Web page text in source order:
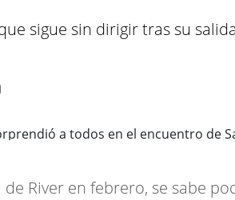
sigue sin dirigir tras su
de River en febrero, se sabe